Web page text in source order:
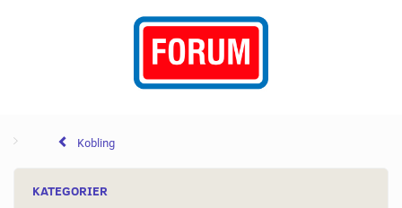
Kobling
KATEGORIER